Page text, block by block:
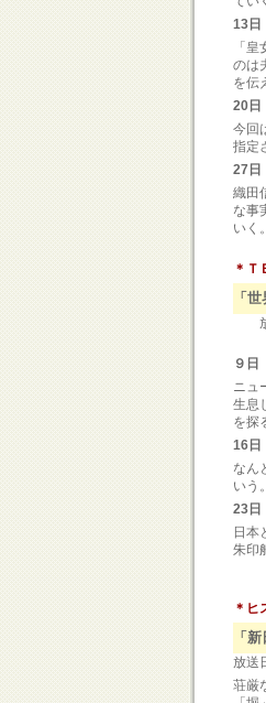
13日
「
のは
を伝
20日
今回
指定
27日
織田
な事
いく。
＊Ｔ
「
放
９
ニュ
生息
を探
16日
なん
いう
23
日本
朱印
＊ヒ
「
放送
荘厳